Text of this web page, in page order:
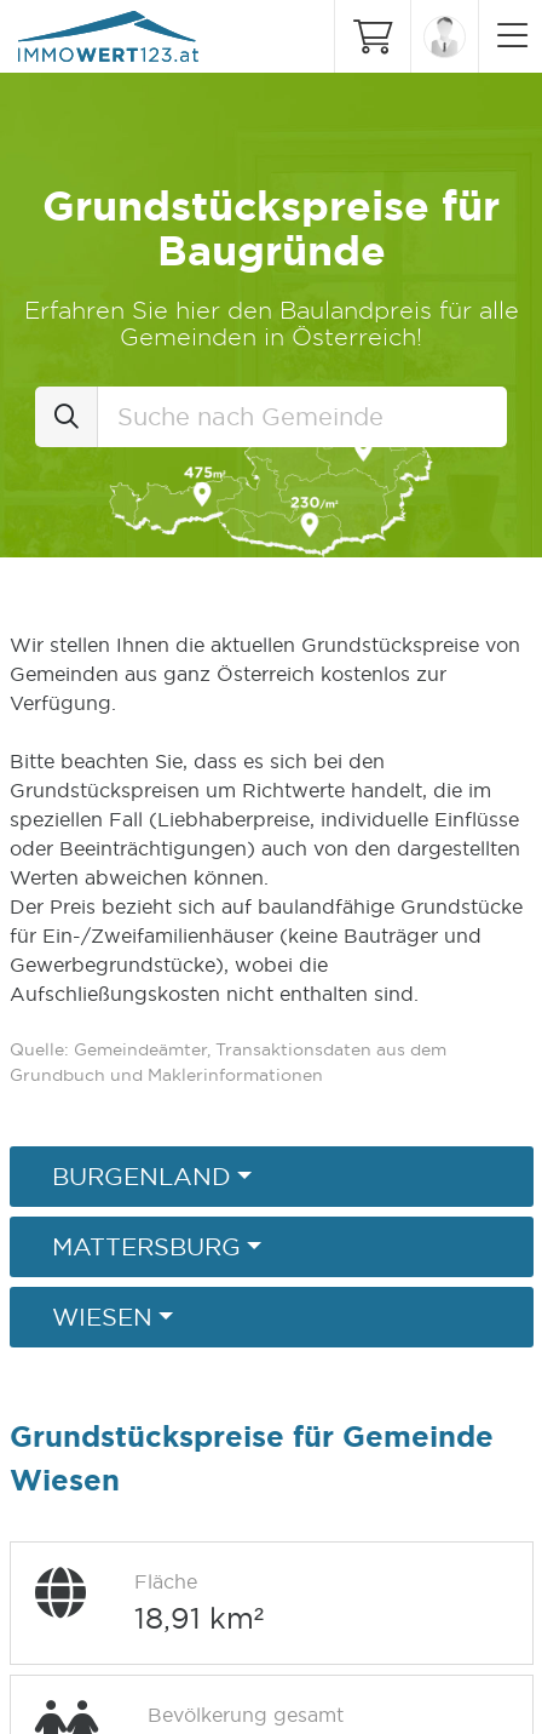
Grundstückspreise für
Baugründe
Erfahren Sie hier den Baulandpreis für alle
Gemeinden in Österreich!
Wir stellen Ihnen die aktuellen Grundstückspreise von
Gemeinden aus ganz Österreich kostenlos zur
Verfügung.
Bitte beachten Sie, dass es sich bei den
Grundstückspreisen um Richtwerte handelt, die im
speziellen Fall (Liebhaberpreise, individuelle Einflüsse
oder Beeinträchtigungen) auch von den dargestellten
Werten abweichen können.
Der Preis bezieht sich auf baulandfähige Grundstücke
für Ein-/Zweifamilienhäuser (keine Bauträger und
Gewerbegrundstücke), wobei die
Aufschließungskosten nicht enthalten sind.
Quelle: Gemeindeämter, Transaktionsdaten aus dem
Grundbuch und Maklerinformationen
BURGENLAND
MATTERSBURG
WIESEN
Grundstückspreise für Gemeinde
Wiesen
Fläche
18,91 km²
Bevölkerung gesamt